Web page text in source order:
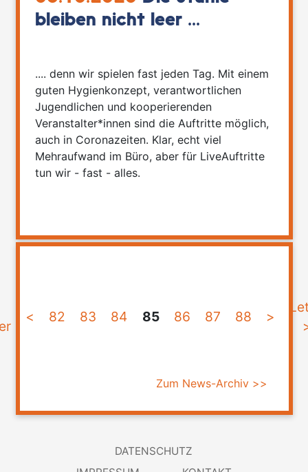
bleiben nicht leer ...
.... denn wir spielen fast jeden Tag. Mit einem
guten Hygienkonzept, verantwortlichen
Jugendlichen und kooperierenden
Veranstalter*innen sind die Auftritte möglich,
auch in Coronazeiten. Klar, echt viel
Mehraufwand im Büro, aber für LiveAuftritte
tun wir - fast - alles.
< 82 83 84 85 86 87 88 >
Zum News-Archiv >>
DATENSCHUTZ